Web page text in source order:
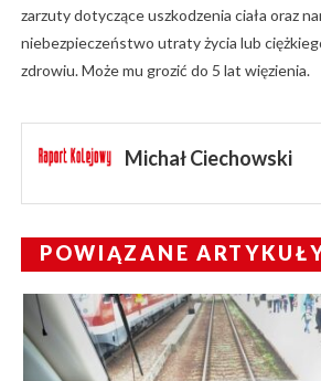
zarzuty dotyczące uszkodzenia ciała oraz
niebezpieczeństwo utraty życia lub
zdrowiu. Może mu grozić do 5 lat więzienia.
Michał Ciechowski
POWIĄZANE